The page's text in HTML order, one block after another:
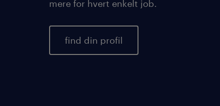
mere for hvert enkelt job.
find din profil